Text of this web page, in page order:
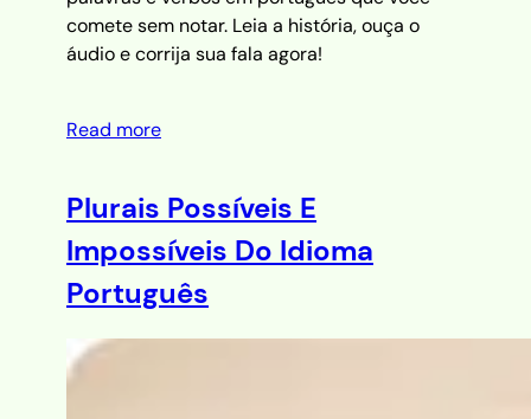
comete sem notar. Leia a história, ouça o
áudio e corrija sua fala agora!
Read more
Plurais Possíveis E
Impossíveis Do Idioma
Português